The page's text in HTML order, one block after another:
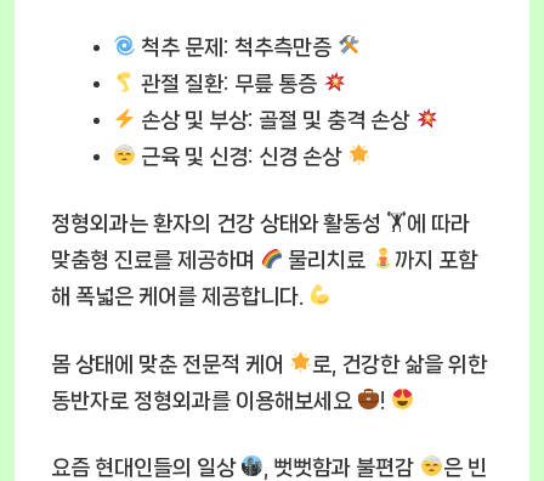
척추 문제: 척추측만증
관절 질환: 무릎 통증
손상 및 부상: 골절 및 충격 손상
근육 및 신경: 신경 손상
정형외과는 환자의 건강 상태와 활동성 🏋 에 따라
맞춤형 진료를 제공하며
물리치료
까지 포함
해 폭넓은 케어를 제공합니다.
몸 상태에 맞춘 전문적 케어
로, 건강한 삶을 위한
동반자로 정형외과를 이용해보세요
!
요즘 현대인들의 일상 , 뻣뻣함과 불편감
은 빈